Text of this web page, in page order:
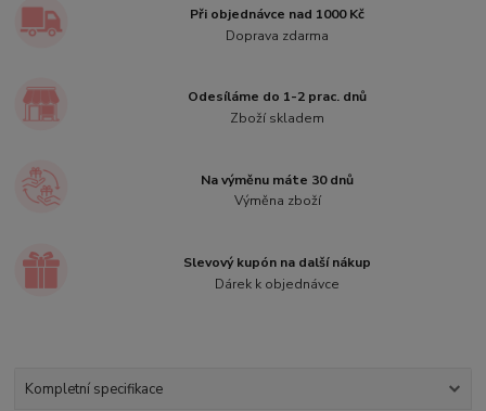
Při objednávce nad 1000 Kč
Doprava zdarma
Odesíláme do 1-2 prac. dnů
Zboží skladem
Na výměnu máte 30 dnů
Výměna zboží
Slevový kupón na další nákup
Dárek k objednávce
Kompletní specifikace